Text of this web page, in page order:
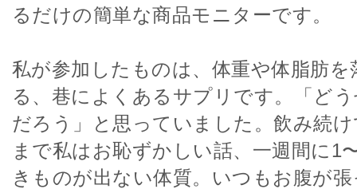
るだけの簡単な商品モニターです。
私が参加したものは、体重や体脂肪
る、巷によくあるサプリです。「ど
だろう」と思っていました。飲み続
まで私はお恥ずかしい話、一週間に1
きものが出ない体質。いつもお腹が